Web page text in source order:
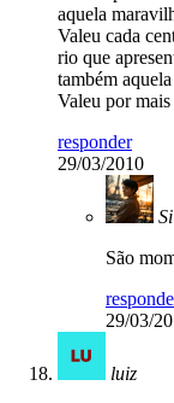
aquela
Valeu cada
rio que
também
Valeu por
responder
29/03/2010
São
29/03/
luiz